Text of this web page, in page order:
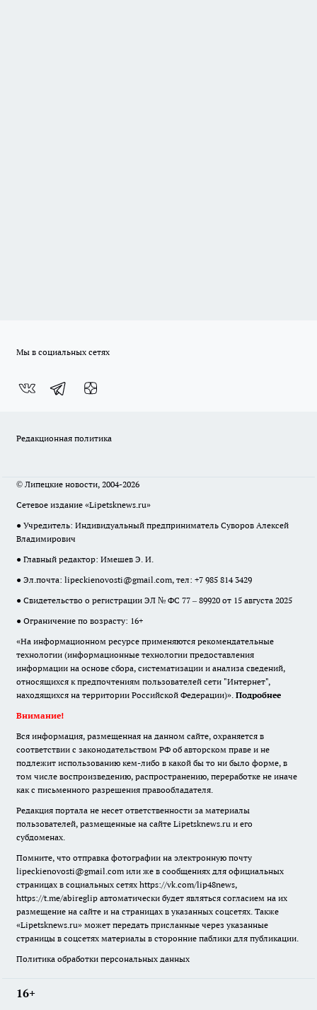
Мы в социальных сетях
Редакционная политика
© Липецкие новости, 2004-2026
Сетевое издание «Lipetsknews.ru»
● Учредитель: Индивидуальный предприниматель Суворов Алексей
Владимирович
● Главный редактор: Имешев Э. И.
● Эл.почта: lipeckienovosti@gmail.com, тел: +7 985 814 3429
● Свидетельство о регистрации ЭЛ № ФС 77 – 89920 от 15 августа 2025
● Ограничение по возрасту: 16+
«На информационном ресурсе применяются рекомендательные
технологии (информационные технологии предоставления
информации на основе сбора, систематизации и анализа сведений,
относящихся к предпочтениям пользователей сети "Интернет",
находящихся на территории Российской Федерации)». Подробнее
Внимание!
Вся информация, размещенная на данном сайте, охраняется в
соответствии с законодательством РФ об авторском праве и не
подлежит использованию кем-либо в какой бы то ни было форме, в
том числе воспроизведению, распространению, переработке не иначе
как с письменного разрешения правообладателя.
Редакция портала не несет ответственности за материалы
пользователей, размещенные на сайте Lipetsknews.ru и его
субдоменах.
Помните, что отправка фотографии на электронную почту
lipeckienovosti@gmail.com или же в сообщениях для официальных
страницах в социальных сетях https://vk.com/lip48news,
https://t.me/abireglip автоматически будет являться согласием на их
размещение на сайте и на страницах в указанных соцсетях. Также
«Lipetsknews.ru» может передать присланные через указанные
страницы в соцсетях материалы в сторонние паблики для публикации.
Политика обработки персональных данных
16+